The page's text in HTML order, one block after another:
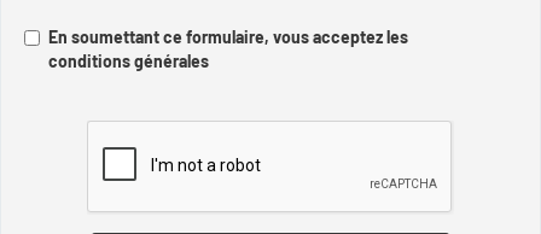
En soumettant ce formulaire, vous acceptez les
conditions générales